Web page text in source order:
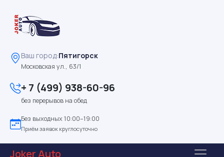
Ваш город:Пятигорск
Московская ул., 63/1
+ 7 (499) 938-60-96
без перерывов на обед
Без выходных 10:00–19:00
Приём заявок круглосуточно
JokerAuto